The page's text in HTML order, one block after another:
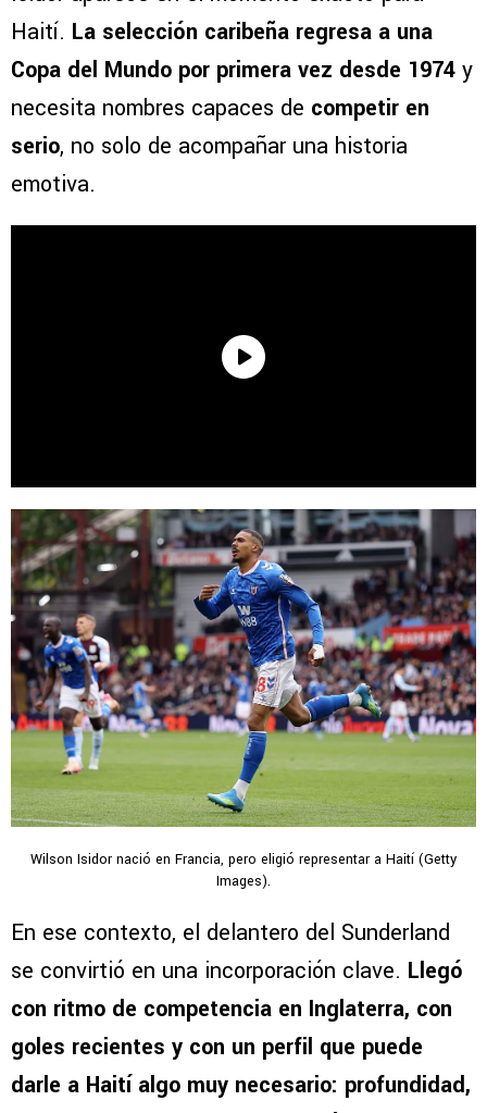
Haití. La selección caribeña regresa a una
Copa del Mundo por primera vez desde 1974 y
necesita nombres capaces de competir en
serio, no solo de acompañar una historia
emotiva.
Wilson Isidor nació en Francia, pero eligió representar a Haití (Getty
Images).
En ese contexto, el delantero del Sunderland
se convirtió en una incorporación clave. Llegó
con ritmo de competencia en Inglaterra, con
goles recientes y con un perfil que puede
darle a Haití algo muy necesario: profundidad,